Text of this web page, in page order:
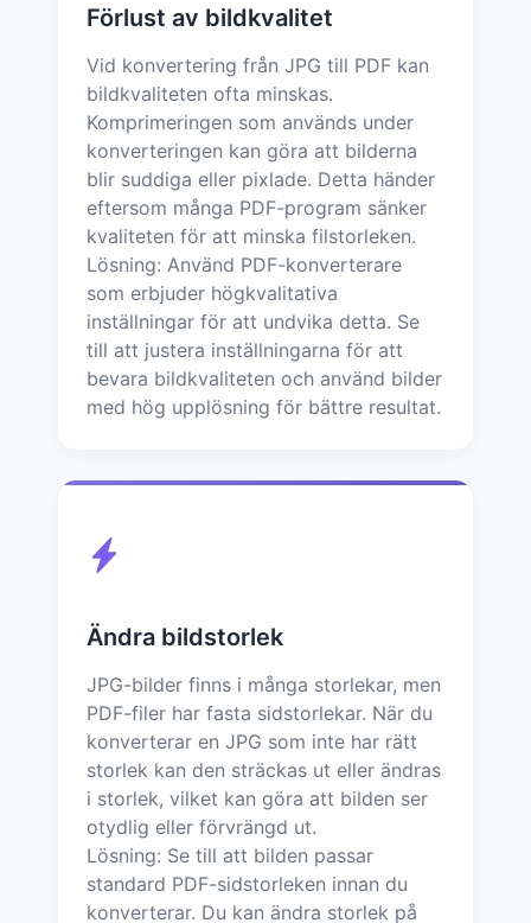
Förlust av bildkvalitet
Vid konvertering från JPG till PDF kan
bildkvaliteten ofta minskas.
Komprimeringen som används under
konverteringen kan göra att bilderna
blir suddiga eller pixlade. Detta händer
eftersom många PDF-program sänker
kvaliteten för att minska filstorleken.
Lösning: Använd PDF-konverterare
som erbjuder högkvalitativa
inställningar för att undvika detta. Se
till att justera inställningarna för att
bevara bildkvaliteten och använd bilder
med hög upplösning för bättre resultat.
Ändra bildstorlek
JPG-bilder finns i många storlekar, men
PDF-filer har fasta sidstorlekar. När du
konverterar en JPG som inte har rätt
storlek kan den sträckas ut eller ändras
i storlek, vilket kan göra att bilden ser
otydlig eller förvrängd ut.
Lösning: Se till att bilden passar
standard PDF-sidstorleken innan du
konverterar. Du kan ändra storlek på